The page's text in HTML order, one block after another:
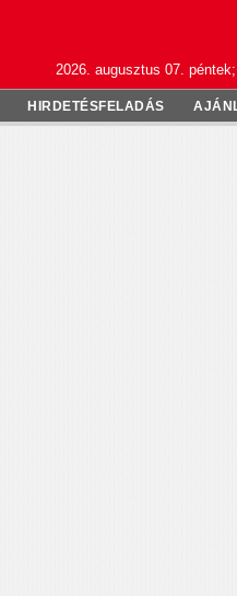
2026. augusztus 07.
HIRDETÉSFELADÁS